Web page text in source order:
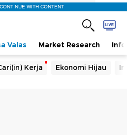
WITH CONTENT
Valas Market Research
Kerja Ekonomi Hijau